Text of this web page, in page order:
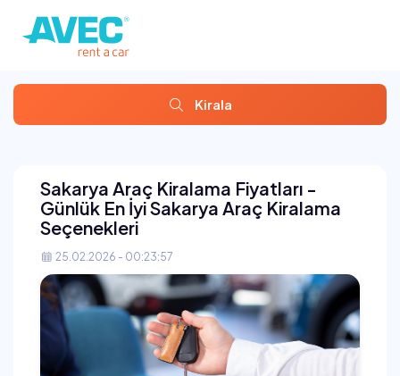
Kirala
Sakarya Araç Kiralama Fiyatları -
Günlük En İyi Sakarya Araç Kiralama
Seçenekleri
25.02.2026 - 00:23:57